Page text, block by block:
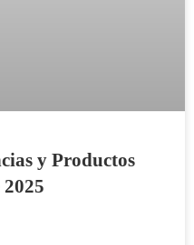
y Productos